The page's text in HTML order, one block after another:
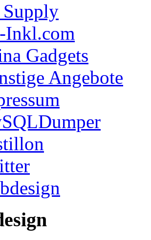
Gadgets
Angebote